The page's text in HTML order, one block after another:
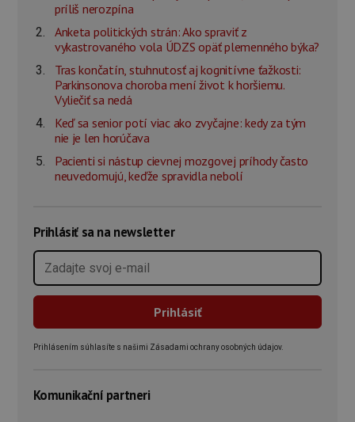
príliš nerozpína
Anketa politických strán: Ako spraviť z
vykastrovaného vola ÚDZS opäť plemenného býka?
Tras končatín, stuhnutosť aj kognitívne ťažkosti:
Parkinsonova choroba mení život k horšiemu.
Vyliečiť sa nedá
Keď sa senior potí viac ako zvyčajne: kedy za tým
nie je len horúčava
Pacienti si nástup cievnej mozgovej príhody často
neuvedomujú, keďže spravidla nebolí
Prihlásiť sa na newsletter
Prihlásením súhlasíte s našimi Zásadami ochrany osobných údajov.
Komunikační partneri